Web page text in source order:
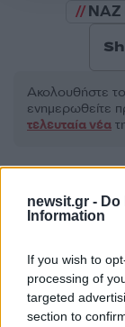
newsit.gr - Do
Information
If you wish to
processing of
targeted
section to
ΝΑΖ
Ακολουθήστε
ενημερωθείτε
τελευταία νέα
1 Νίκα
με τα δύο